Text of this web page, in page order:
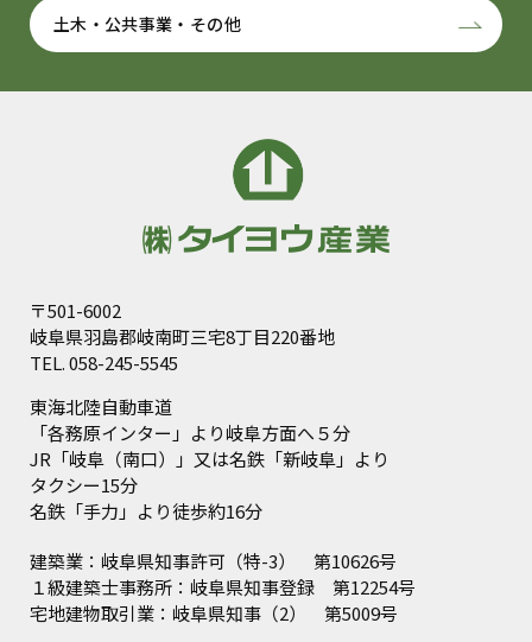
土木・公共事業・その他
〒501-6002
岐阜県羽島郡岐南町三宅8丁目220番地
TEL.058-245-5545
東海北陸自動車道
「各務原インター」より岐阜方面へ５分
JR「岐阜（南口）」又は名鉄「新岐阜」より
タクシー15分
名鉄「手力」より徒歩約16分
建築業：岐阜県知事許可（特-3） 第10626号
１級建築士事務所：岐阜県知事登録 第12254号
宅地建物取引業：岐阜県知事（2） 第5009号